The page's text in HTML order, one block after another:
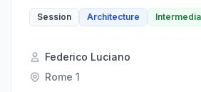
Kubernetes Service (AKS) cluster.
Session Architecture
Federico Luciano
Rome 1